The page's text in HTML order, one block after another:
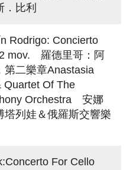
．比利
Concierto
mov. 羅德里哥：阿
第二樂章Anastasia
Quartet Of The
Orchestra 安娜
塔列娃＆俄羅斯交響樂
For Cello